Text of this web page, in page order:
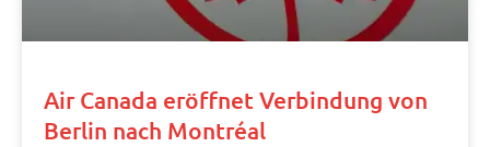
Air Canada eröffnet Verbindung von
Berlin nach Montréal